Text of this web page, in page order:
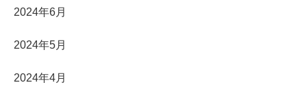
2024年6月
2024年5月
2024年4月